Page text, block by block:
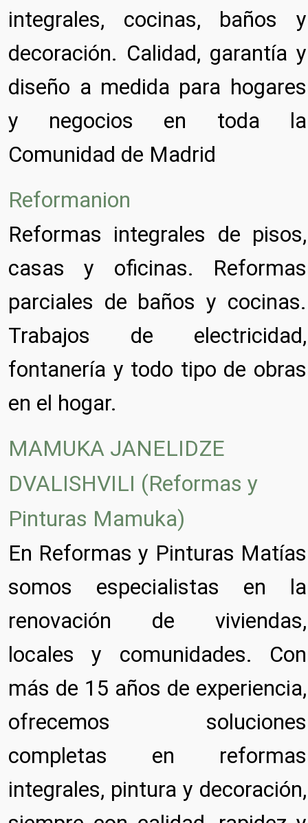
integrales, cocinas, baños y
decoración. Calidad, garantía y
diseño a medida para hogares
y negocios en toda la
Comunidad de Madrid
Reformanion
Reformas integrales de pisos,
casas y oficinas. Reformas
parciales de baños y cocinas.
Trabajos de electricidad,
fontanería y todo tipo de obras
en el hogar.
MAMUKA JANELIDZE
DVALISHVILI (Reformas y
Pinturas Mamuka)
En Reformas y Pinturas Matías
somos especialistas en la
renovación de viviendas,
locales y comunidades. Con
más de 15 años de experiencia,
ofrecemos soluciones
completas en reformas
integrales, pintura y decoración,